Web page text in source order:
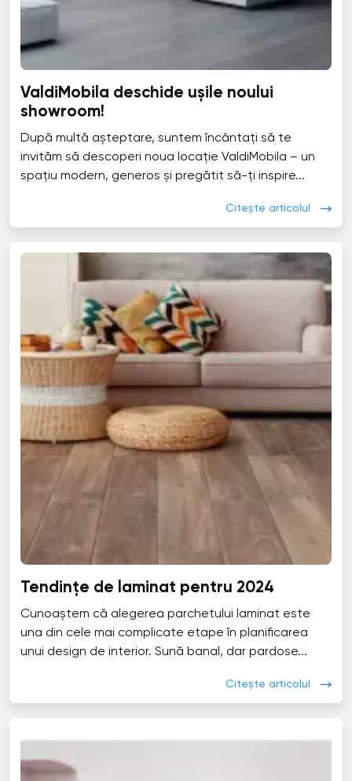
ValdiMobila deschide ușile noului
showroom!
După multă așteptare, suntem încântați să te
invităm să descoperi noua locație ValdiMobila – un
spațiu modern, generos și pregătit să-ți inspire...
Citește articolul
Tendințe de laminat pentru 2024
Cunoaștem că alegerea parchetului laminat este
una din cele mai complicate etape în planificarea
unui design de interior. Sună banal, dar pardose...
Citește articolul